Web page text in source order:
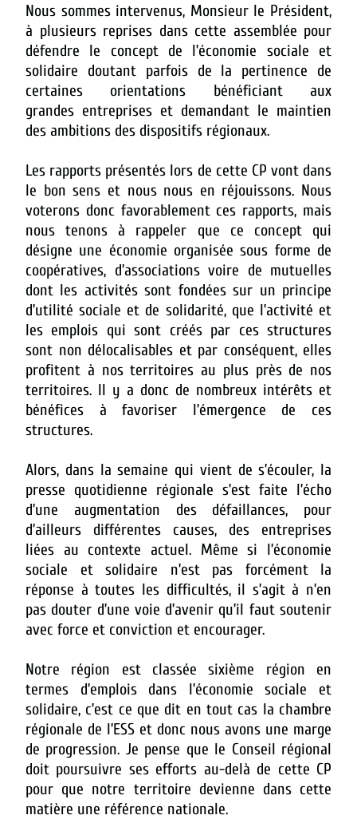
Nous sommes intervenus, Monsieur le Président,
à plusieurs reprises dans cette assemblée pour
défendre le concept de l’économie sociale et
solidaire doutant parfois de la pertinence de
certaines orientations bénéficiant aux
grandes entreprises et demandant le maintien
des ambitions des dispositifs régionaux.
Les rapports présentés lors de cette CP vont dans
le bon sens et nous nous en réjouissons. Nous
voterons donc favorablement ces rapports, mais
nous tenons à rappeler que ce concept qui
désigne une économie organisée sous forme de
coopératives, d’associations voire de mutuelles
dont les activités sont fondées sur un principe
d’utilité sociale et de solidarité, que l’activité et
les emplois qui sont créés par ces structures
sont non délocalisables et par conséquent, elles
profitent à nos territoires au plus près de nos
territoires. Il y a donc de nombreux intérêts et
bénéfices à favoriser l’émergence de ces
structures.
Alors, dans la semaine qui vient de s’écouler, la
presse quotidienne régionale s’est faite l’écho
d’une augmentation des défaillances, pour
d’ailleurs différentes causes, des entreprises
liées au contexte actuel. Même si l’économie
sociale et solidaire n’est pas forcément la
réponse à toutes les difficultés, il s’agit à n’en
pas douter d’une voie d’avenir qu’il faut soutenir
avec force et conviction et encourager.
Notre région est classée sixième région en
termes d’emplois dans l’économie sociale et
solidaire, c’est ce que dit en tout cas la chambre
régionale de l’ESS et donc nous avons une marge
de progression. Je pense que le Conseil régional
doit poursuivre ses efforts au-delà de cette CP
pour que notre territoire devienne dans cette
matière une référence nationale.